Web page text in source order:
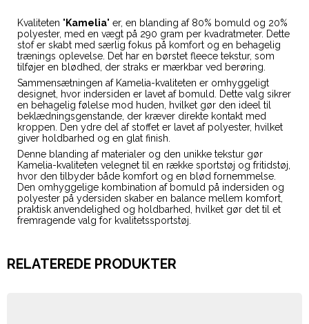
Kvaliteten " Kamelia" er, en blanding af 80% bomuld og 20%
polyester, med en vægt på 290 gram per kvadratmeter. Dette
stof er skabt med særlig fokus på komfort og en behagelig
trænings oplevelse. Det har en børstet fleece tekstur, som
tilføjer en blødhed, der straks er mærkbar ved berøring.
Sammensætningen af Kamelia-kvaliteten er omhyggeligt
designet, hvor indersiden er lavet af bomuld. Dette valg sikrer
en behagelig følelse mod huden, hvilket gør den ideel til
beklædningsgenstande, der kræver direkte kontakt med
kroppen. Den ydre del af stoffet er lavet af polyester, hvilket
giver holdbarhed og en glat finish.
Denne blanding af materialer og den unikke tekstur gør
Kamelia-kvaliteten velegnet til en række sportstøj og fritidstøj,
hvor den tilbyder både komfort og en blød fornemmelse.
Den omhyggelige kombination af bomuld på indersiden og
polyester på ydersiden skaber en balance mellem komfort,
praktisk anvendelighed og holdbarhed, hvilket gør det til et
fremragende valg for kvalitetssportstøj.
RELATEREDE PRODUKTER